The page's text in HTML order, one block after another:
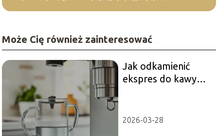
Może Cię również zainteresować
Jak odkamienić
ekspres do kawy
2026-03-28